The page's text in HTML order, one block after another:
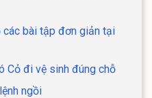
các bài tập đơn giản tại
Cỏ đi vệ sinh đúng chỗ
ngồi